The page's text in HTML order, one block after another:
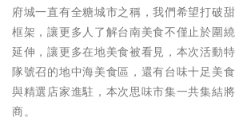
府城一直有全糖城市之稱，我們希望打破
框架，讓更多人了解台南美食不僅止於圍
延伸，讓更多在地美食被看見，本次活動
隊號召的地中海美食區，還有台味十足美
與精選店家進駐，本次思味市集一共集結
商。